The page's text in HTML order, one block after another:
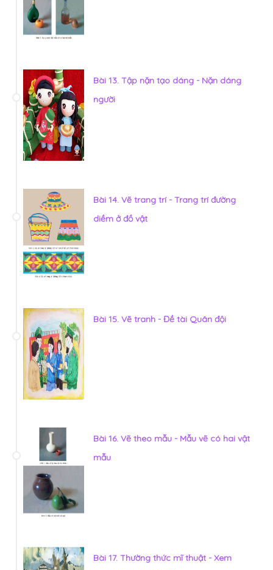
Bài 13. Tập nặn tạo dáng - Nặn dáng
người
Bài 14. Vẽ trang trí - Trang trí đường
diềm ở đồ vật
Bài 15. Vẽ tranh - Đề tài Quân đội
Bài 16. Vẽ theo mẫu - Mẫu vẽ có hai vật
mẫu
Bài 17. Thường thức mĩ thuật - Xem